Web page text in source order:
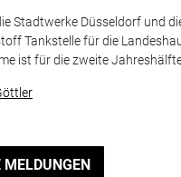
Stadtwerke Düsseldorf und
Tankstelle für die
ist für die zweite
MELDUNGEN